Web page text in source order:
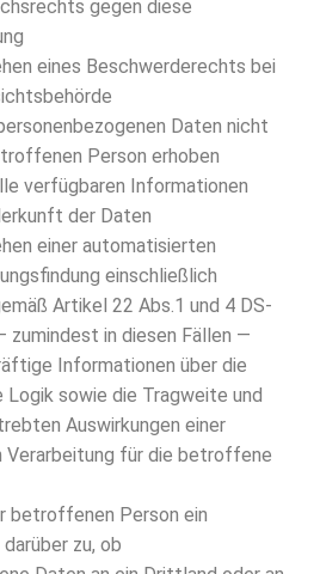
gegen diese
eines Beschwerderechts bei
Daten nicht
Person erhoben
verfügbaren Informationen
der Daten
einer automatisierten
einschließlich
Artikel 22 Abs.1 und 4 DS-
zumindest in diesen Fällen —
Informationen über die
Logik sowie die Tragweite und
Auswirkungen einer
Verarbeitung für die betroffene
betroffenen Person ein
zu, ob